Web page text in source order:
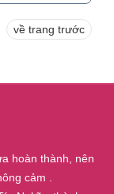
về trang trước
hoàn thành, nên
cảm .